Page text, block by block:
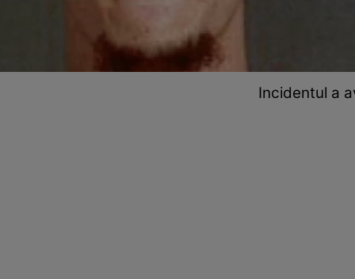
Incidentul a